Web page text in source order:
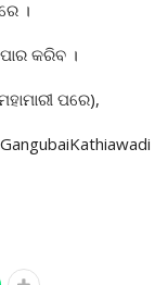
।
କରିବ ।
ପରେ),